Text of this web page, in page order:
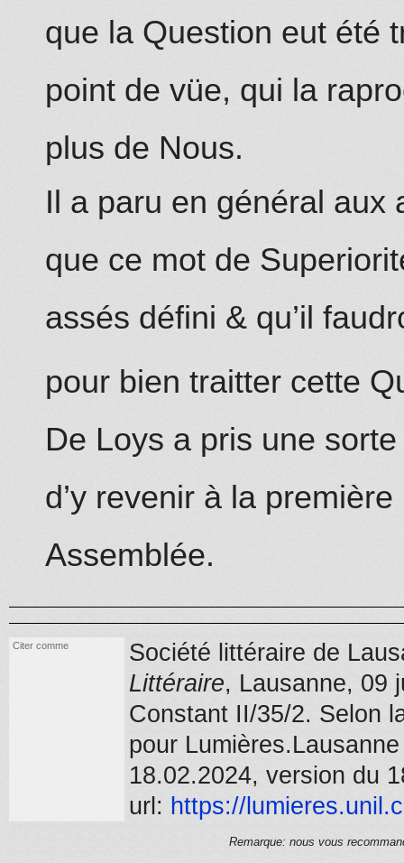
que la Question eut été
point de vüe, qui la
plus de Nous.
Il a paru en général aux
que ce mot de
assés défini & qu’il
pour bien traitter cette
De Loys a pris une sorte
d’y revenir à la première
Assemblée.
Citer comme
Société littéraire de
Littéraire, Lausanne, 09
Constant II/35/2. Selon
pour
18.02.2024, version du
url: https://
Remarque: nous vous